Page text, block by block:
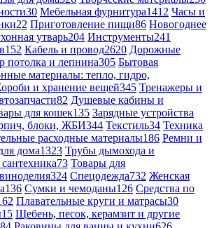
30 Мебельная фурнитура1412 Часы и
22 Приготовление пищи86 Новогоднее
утварь204 Инструменты241
152 Кабель и провод2620 Дорожные
потолка и лепнина305 Бытовая
материалы: тепло, гидро,
и хранение вещей345 Тренажеры и
82 Душевые кабины и
для кошек135 Зарядные устройства
блоки, ЖБИ344 Текстиль34 Техника
расходные материалы186 Ремни и
дома1323 Трубы дымохода и
73 Товары для
324 Спецодежда732 Женская
136 Сумки и чемоданы126 Средства по
Плавательные круги и матрасы30
15 Щебень, песок, керамзит и другие